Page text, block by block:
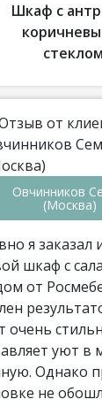
Шкаф с
Овчинников
(Москва)
я заказал
шкаф с
от
очень
уют в
Однако
не